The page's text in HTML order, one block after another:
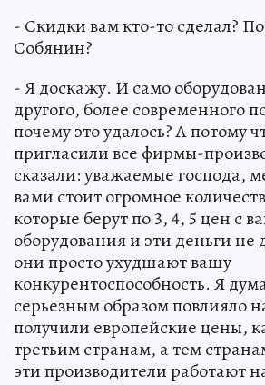
- Скидки вам кто-то сделал?
Собянин?
- Я доскажу. И само
другого, более современного
почему это удалось? А потому
пригласили все фирмы-
сказали: уважаемые господа,
вами стоит огромное
которые берут по 3, 4, 5 цен с
оборудования и эти деньги не
они просто ухудшают вашу
конкурентоспособность. Я
серьезным образом повлияло
получили европейские цены,
третьим странам, а тем
эти производители работают